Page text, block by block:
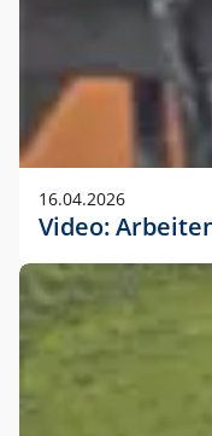
16.04.2026
Video: